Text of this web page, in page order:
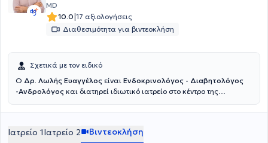
MD
10.0|17 αξιολογήσεις
Διαθεσιμότητα για βιντεοκλήση
Σχετικά με τον ειδικό
Ο Δρ. Λωλής Ευαγγέλος είναι Ενδοκρινολόγος - Διαβητολόγος
-Ανδρολόγος και διατηρεί ιδιωτικό ιατρείο στο κέντρο της
ευρέος φάσματος ενδοκρινολογικών παθήσεων, όπως ο Διαβήτης
και τα ανδρολογικά προβλήματα.Εξειδικεύεται επίσης στην
Ιατρείο 1Ιατρείο 2 Βιντεοκλήση